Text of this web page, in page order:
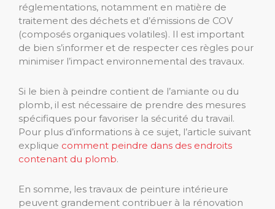
réglementations, notamment en matière de
traitement des déchets et d’émissions de COV
(composés organiques volatiles). Il est important
de bien s’informer et de respecter ces règles pour
minimiser l’impact environnemental des travaux.
Si le bien à peindre contient de l’amiante ou du
plomb, il est nécessaire de prendre des mesures
spécifiques pour favoriser la sécurité du travail.
Pour plus d’informations à ce sujet, l’article suivant
explique comment peindre dans des endroits
contenant du plomb.
En somme, les travaux de peinture intérieure
peuvent grandement contribuer à la rénovation